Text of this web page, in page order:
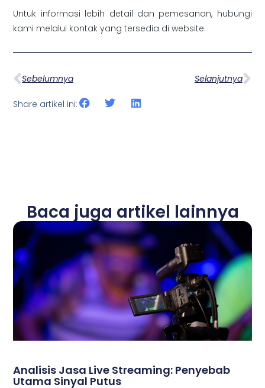
Untuk informasi lebih detail dan pemesanan, hubungi
kami melalui kontak yang tersedia di website.
Sebelumnya Selanjutnya
Share artikel ini:
Baca juga artikel lainnya
Analisis Jasa Live Streaming: Penyebab
Utama Sinyal Putus